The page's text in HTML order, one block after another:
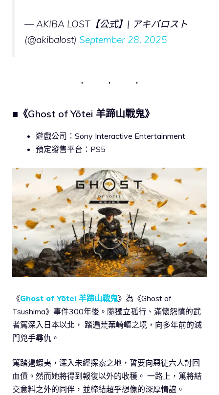
— AKIBA LOST【公式】| アキバロスト
(@akibalost) September 28, 2025
■《Ghost of Yōtei 羊蹄山戰鬼》
遊戲公司：Sony Interactive Entertainment
預定發售平台：PS5
《Ghost of Yōtei 羊蹄山戰鬼》為《Ghost of
Tsushima》事件300年後。隨獨立孤行、滿懷怨憤的武
者篤深入日本以北， 踏遍荒蕪崎嶇之境，向多年前的滅
門兇手尋仇。
篤踏遍蝦夷，深入未經探索之地，誓要向惡徒六人討回
血債。然而她將得到報復以外的收穫。 一路上，篤將結
交意料之外的同伴，並締結超乎想像的深厚情誼。